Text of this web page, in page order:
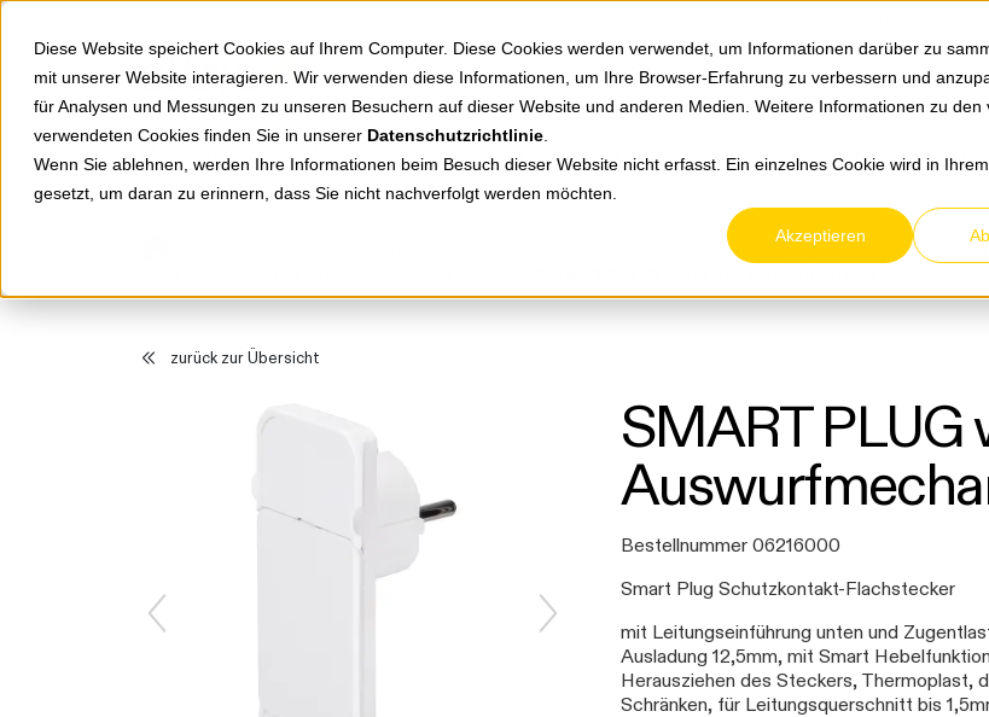
Diese Website speichert Cookies auf Ihrem Computer. Diese Cookies werden verwendet, um Informationen darüber zu
mit unserer Website interagieren. Wir verwenden diese Informationen, um Ihre Browser-Erfahrung zu verbessern und
für Analysen und Messungen zu unseren Besuchern auf dieser Website und anderen Medien. Weitere Informationen zu den
verwendeten Cookies finden Sie in unserer Datenschutzrichtlinie
Wenn Sie ablehnen, werden Ihre Informationen beim Besuch dieser Website nicht erfasst. Ein einzelnes Cookie wird in
gesetzt, um daran zu erinnern, dass Sie nicht nachverfolgt werden möchten.
Akzeptieren
Springe zu Hauptinhalt
Markenwelten Service & Retouren Karriere
Stecker und Kupplungen
Schutzkontakt-
zurück zur Übersicht
SMART PLUG
Bestellnummer 06216000
Smart Plug Schutzkontakt-Flachstecker
mit Leitungseinführung unten und
Ausladung 12,5mm, mit Smart
Herausziehen des Steckers, Thermoplast,
Schränken, für Leitungsquerschnitt bis